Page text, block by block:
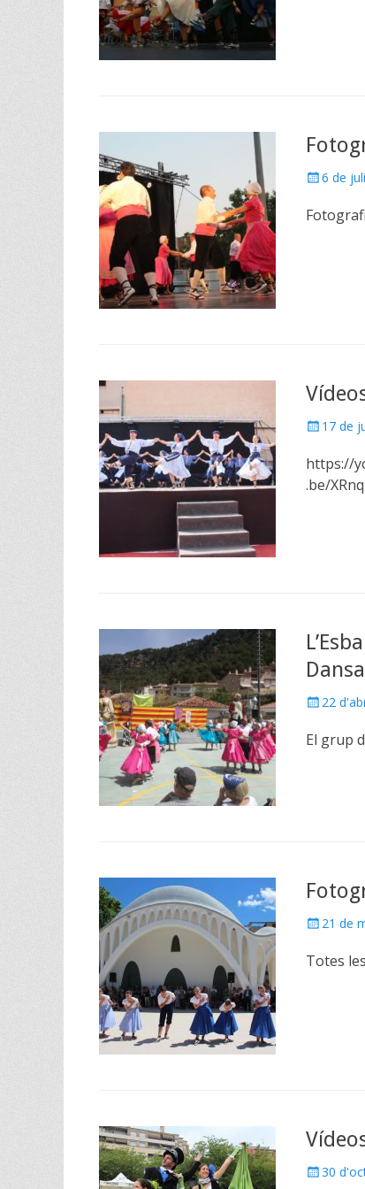
Posted
6 de
Posted
17 de
https://
.be/
Posted
22
El grup
Posted
21 de
Totes
Posted
30